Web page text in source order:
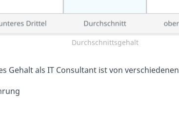
Durchschnittsgehalt
Gehalt als IT Consultant ist von verschiedenen